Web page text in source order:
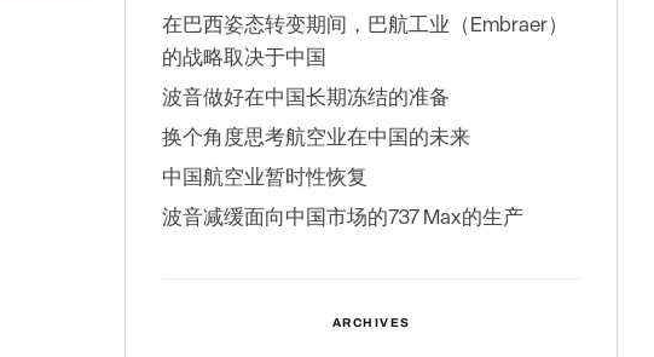
在巴西姿态转变期间，巴航工业（Embraer）
的战略取决于中国
波音做好在中国长期冻结的准备
换个角度思考航空业在中国的未来
中国航空业暂时性恢复
波音减缓面向中国市场的737 Max的生产
ARCHIVES